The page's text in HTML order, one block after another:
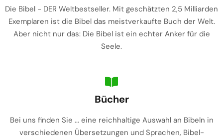
Die Bibel - DER Weltbestseller. Mit geschätzten 2,5 Milliarden
Exemplaren ist die Bibel das meistverkaufte Buch der Welt.
Aber nicht nur das: Die Bibel ist ein echter Anker für die
Seele.
Bücher
Bei uns finden Sie ... eine reichhaltige Auswahl an Bibeln in
verschiedenen Übersetzungen und Sprachen, Bibel-